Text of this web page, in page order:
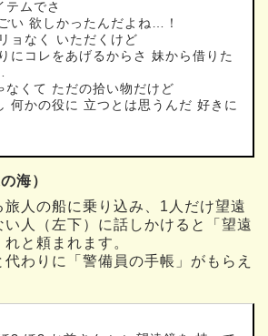
テムでさ
い 欲しかったんだよね…！
ョなく いただくけど
にコレをあげるからさ 妹から借りた
なくて ただの拾い物だけど
何かの役に 立つとは思うんだ 好きに
海）
旅人の船に乗り込み、1人だけ望遠
い人（左下）に話しかけると「望遠
と頼まれます。
わりに「警備員の手帳」がもらえ